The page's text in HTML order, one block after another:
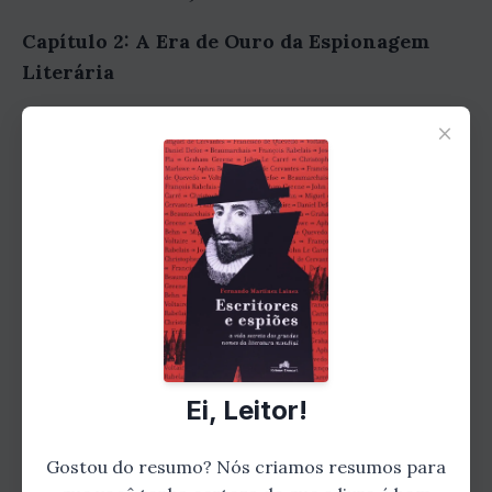
Capítulo 2: A Era de Ouro da Espionagem
Literária
O segundo capítulo aborda a era de ouro da
espionagem literária, que ocorreu no século
XX. Laínez apresenta histórias incríveis sobre
escritores como Graham Greene, Ernest
Hemingway e John le Carré, que se envolveram
em atividades de espionagem durante a
Primeira e a Segunda Guerra Mundial.
Capítulo 3: A Espionagem Literária na
América Latina
espionagem literária na América Latina.
×
Ei, Leitor!
Gostou do resumo? Nós criamos resumos para